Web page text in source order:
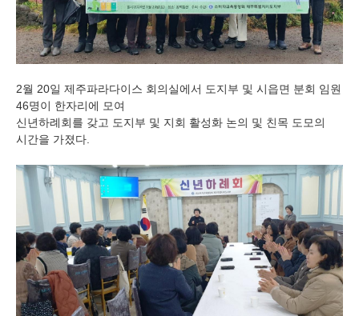
2월 20일 제주파라다이스 회의실에서 도지부 및 시읍면 분회 임원
46명이 한자리에 모여
신년하례회를 갖고 도지부 및 지회 활성화 논의 및 친목 도모의
시간을 가졌다.